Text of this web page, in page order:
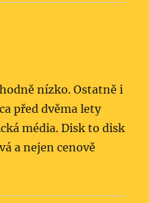
nízko. Ostatně i
před dvěma lety
média. Disk to disk
a nejen cenově